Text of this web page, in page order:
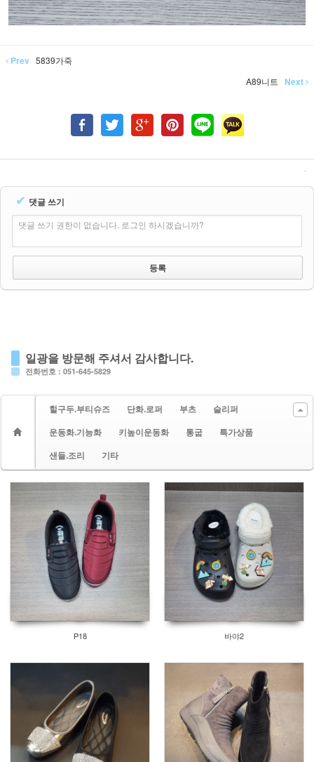
Prev 5839가죽
A89니트
Next
✔ 댓글 쓰기
댓글 쓰기 권한이 없습니다. 로그인 하시겠습니까?
일광을 방문해 주셔서 감사합니다.
전화번호 : 051-645-5829
힐구두.부티슈즈 단화.로퍼 부츠
슬리퍼
운동화.기능화
키높이운동화 통굽
특가상품
샌들.조리
기타
P18 바야2